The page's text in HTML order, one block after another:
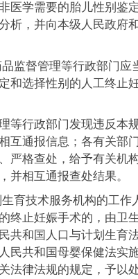
医学需要的胎儿性别鉴
析，并向本级人民政府
监督管理等行政部门应
和选择性别的人工终止
等行政部门发现违反本
互通报信息；各有关部
严格查处，给予有关机
并相互通报查处结果。
育技术服务机构的工作
终止妊娠手术的，由卫
共和国人口与计划生育
民共和国母婴保健法实
法律法规的规定，予以